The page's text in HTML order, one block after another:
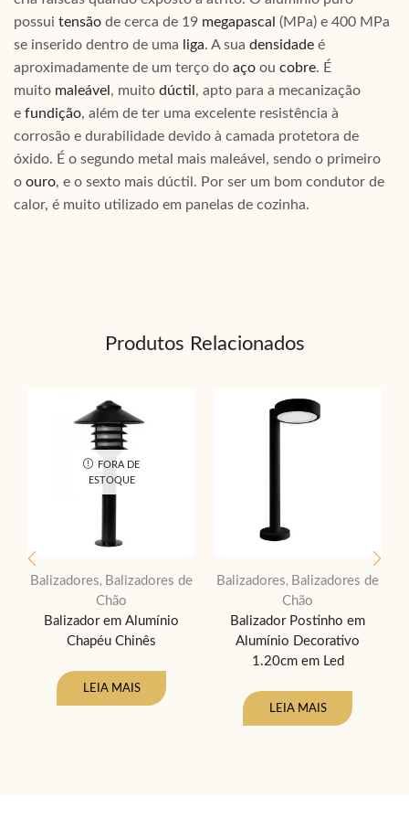
possui tensão de cerca de 19 megapascal (MPa) e 400 MPa
se inserido dentro de uma
liga. A sua densidade é
aproximadamente de um terço do aço ou cobre. É
muito maleável , muito dúctil , apto para a mecanização
e fundição, além de ter uma excelente resistência à
corrosão e durabilidade devido à camada protetora de
óxido. É o segundo metal mais maleável, sendo o primeiro
o ouro, e o sexto mais dúctil. Por ser um bom condutor de
calor, é muito utilizado em panelas de cozinha.
Produtos Relacionados
FORA DE
ESTOQUE
Balizadores, Balizadores de
Chão
Balizador em Alumínio
Chapéu Chinês
LEIA MAIS
Balizadores, Balizadores de
Chão
Balizador Postinho em
Alumínio Decorativo
1.20cm em Led
LEIA MAIS